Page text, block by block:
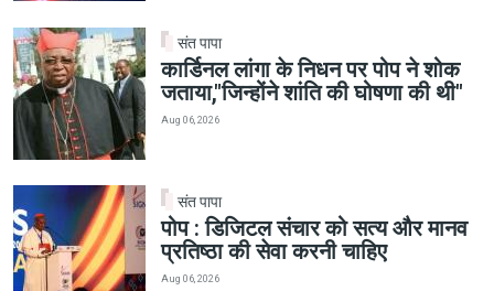
संत पापा
कार्डिनल लांगा के निधन पर पोप ने शोक
जताया,"जिन्होंने शांति की घोषणा की थी"
Aug 06, 2026
संत पापा
पोप : डिजिटल संचार को सत्य और मानव
प्रतिष्ठा की सेवा करनी चाहिए
Aug 06, 2026